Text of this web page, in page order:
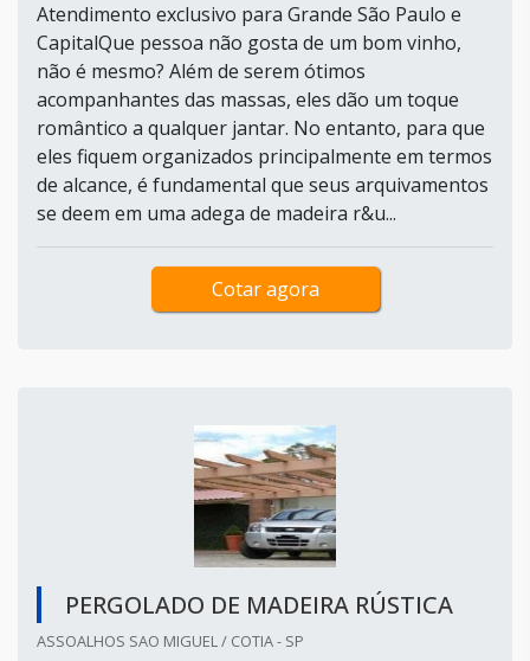
Atendimento exclusivo para Grande São Paulo e
CapitalQue pessoa não gosta de um bom vinho,
não é mesmo? Além de serem ótimos
acompanhantes das massas, eles dão um toque
romântico a qualquer jantar. No entanto, para que
eles fiquem organizados principalmente em termos
de alcance, é fundamental que seus arquivamentos
se deem em uma adega de madeira r&u...
Cotar agora
PERGOLADO DE MADEIRA RÚSTICA
ASSOALHOS SAO MIGUEL / COTIA - SP